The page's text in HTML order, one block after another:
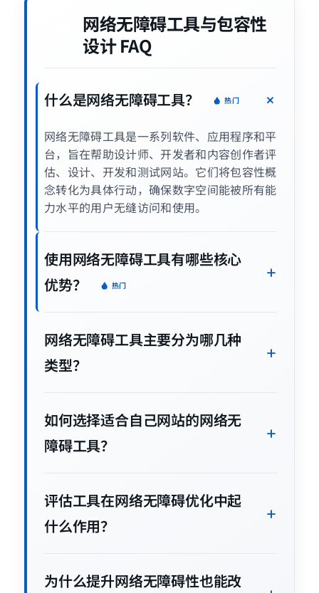
网络无障碍工具与包容性
设计 FAQ
什么是网络无障碍工具？ 热门
网络无障碍工具是一系列软件、应用程序和平
台，旨在帮助设计师、开发者和内容创作者评
估、设计、开发和测试网站。它们将包容性概
念转化为具体行动，确保数字空间能被所有能
力水平的用户无缝访问和使用。
使用网络无障碍工具有哪些核心
优势？
热门
网络无障碍工具主要分为哪几种
类型？
如何选择适合自己网站的网络无
障碍工具？
评估工具在网络无障碍优化中起
什么作用？
为什么提升网络无障碍性也能改